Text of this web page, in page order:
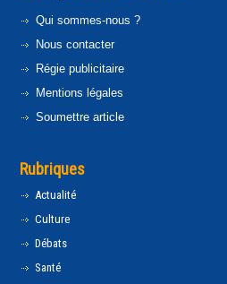
Qui sommes-nous ?
Nous contacter
Régie publicitaire
Mentions légales
Soumettre article
Rubriques
Actualité
Culture
Débats
Santé